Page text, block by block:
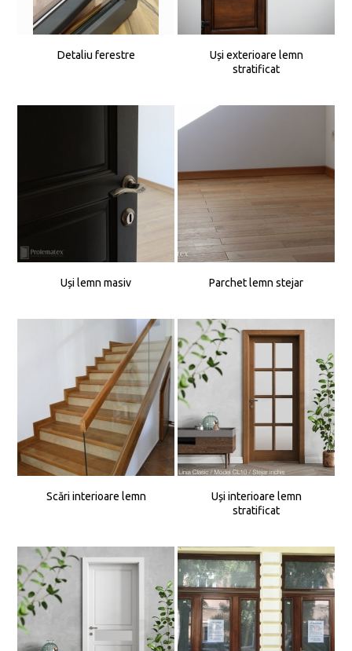
Detaliu ferestre
Uși exterioare lemn
stratificat
Uși lemn masiv Parchet lemn stejar
Scări interioare lemn
Uși interioare lemn
stratificat